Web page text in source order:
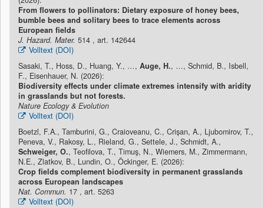
From flowers to pollinators: Dietary exposure of honey bees,
bumble bees and solitary bees to trace elements across
European fields
J. Hazard. Mater. 514 , art. 142644
Volltext (DOI)
Sasaki, T., Hoss, D., Huang, Y., …, Auge, H., …, Schmid, B., Isbell,
F., Eisenhauer, N. (2026):
Biodiversity effects under climate extremes intensify with aridity
in grasslands but not forests.
Nature Ecology & Evolution
Volltext (DOI)
Boetzl, F.A., Tamburini, G., Craioveanu, C., Crișan, A., Ljubomirov, T.,
Peneva, V., Rakosy, L., Rieland, G., Settele, J., Schmidt, A.,
Schweiger, O., Teofilova, T., Timuş, N., Wiemers, M., Zimmermann,
N.E., Zlatkov, B., Lundin, O., Öckinger, E. (2026):
Crop fields complement biodiversity in permanent grasslands
across European landscapes
Nat. Commun. 17 , art. 5263
Volltext (DOI)